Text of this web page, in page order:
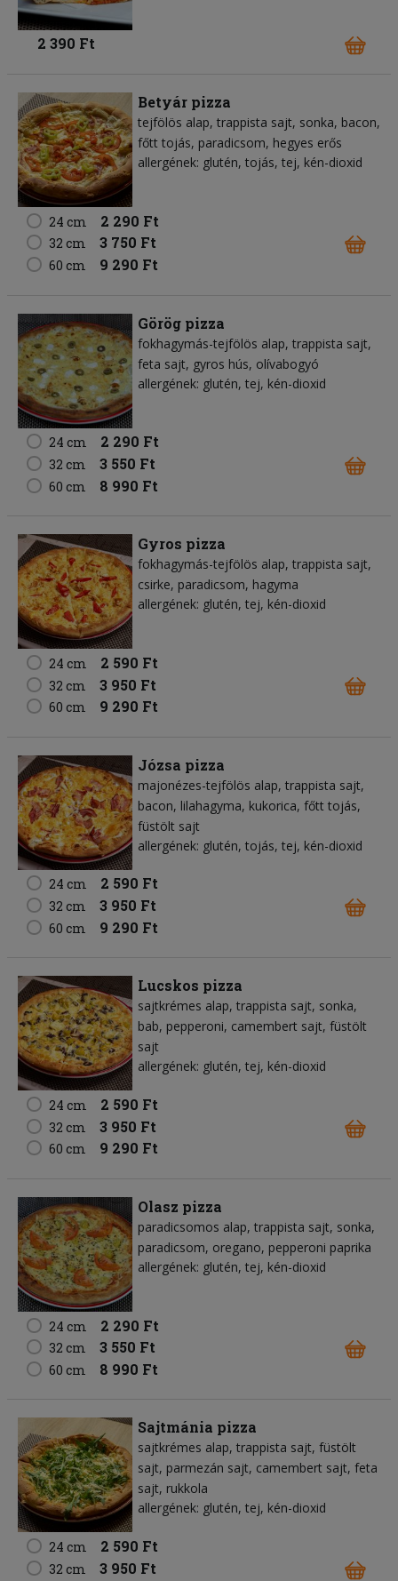
2 390 Ft
Betyár pizza
tejfölös alap trappista sajt sonka bacon
főtt tojás paradicsom hegyes erős
allergének: glutén, tojás, tej, kén-dioxid
24 cm 2 290 Ft
32 cm 3 750 Ft
60 cm 9 290 Ft
Görög pizza
fokhagymás-tejfölös alap trappista sajt
feta sajt gyros hús olívabogyó
allergének: glutén, tej, kén-dioxid
24 cm 2 290 Ft
32 cm 3 550 Ft
60 cm 8 990 Ft
Gyros pizza
fokhagymás-tejfölös alap trappista sajt
csirke paradicsom hagyma
allergének: glutén, tej, kén-dioxid
24 cm 2 590 Ft
32 cm 3 950 Ft
60 cm 9 290 Ft
Józsa pizza
majonézes-tejfölös alap trappista sajt
bacon lilahagyma kukorica főtt tojás
füstölt sajt
allergének: glutén, tojás, tej, kén-dioxid
24 cm 2 590 Ft
32 cm 3 950 Ft
60 cm 9 290 Ft
Lucskos pizza
sajtkrémes alap trappista sajt sonka
bab pepperoni camembert sajt füstölt
sajt
allergének: glutén, tej, kén-dioxid
24 cm 2 590 Ft
32 cm 3 950 Ft
60 cm 9 290 Ft
Olasz pizza
paradicsomos alap trappista sajt sonka
paradicsom oregano pepperoni paprika
allergének: glutén, tej, kén-dioxid
24 cm 2 290 Ft
32 cm 3 550 Ft
60 cm 8 990 Ft
Sajtmánia pizza
sajtkrémes alap trappista sajt füstölt
sajt parmezán sajt camembert sajt feta
sajt rukkola
allergének: glutén, tej, kén-dioxid
24 cm 2 590 Ft
32 cm
3 950 Ft